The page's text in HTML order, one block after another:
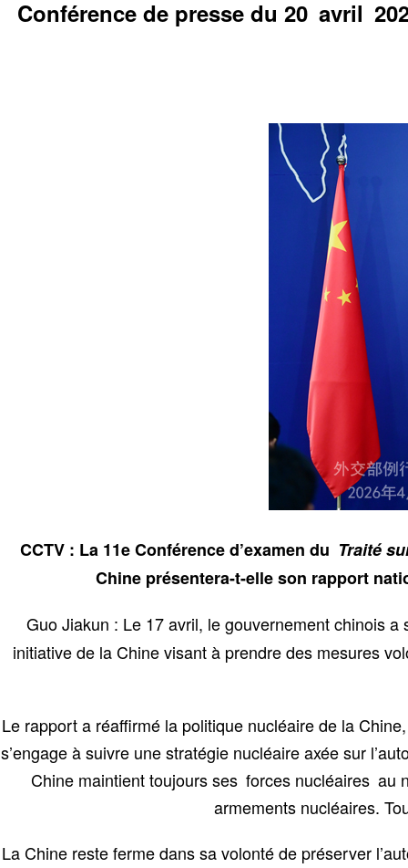
Conférence de presse du 20 avril
CCTV : La 11e Conférence d’examen du Traité
Chine présentera-t-elle son rapport
Guo Jiakun : Le 17 avril, le gouvernement chinois
initiative de la Chine visant à prendre des mesures
Le rapport a réaffirmé la politique nucléaire de la
s’engage à suivre une stratégie nucléaire axée sur
Chine maintient toujours ses forces nucléaires au
armements nucléaires.
La Chine reste ferme dans sa volonté de préserver